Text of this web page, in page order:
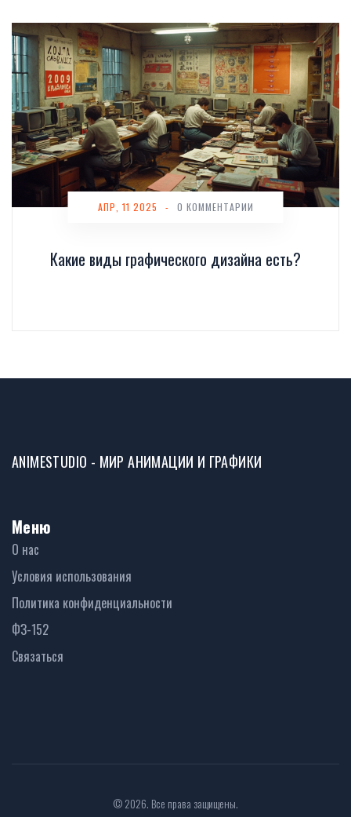
Какие виды графического дизайна есть?
АПР, 11 2025 - 0 КОММЕНТАРИИ
ANIMESTUDIO - МИР АНИМАЦИИ И ГРАФИКИ
Меню
О нас
Условия использования
Политика конфиденциальности
ФЗ-152
Связаться
© 2026. Все права защищены.